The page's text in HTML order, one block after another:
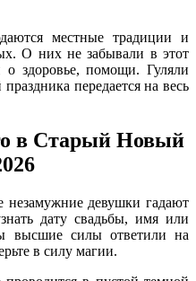
местные традиции и
О них не забывали в этот
о здоровье, помощи. Гуляли
передается на весь
в Старый Новый
девушки гадают
дату свадьбы, имя или
высшие силы ответили на
в силу магии.